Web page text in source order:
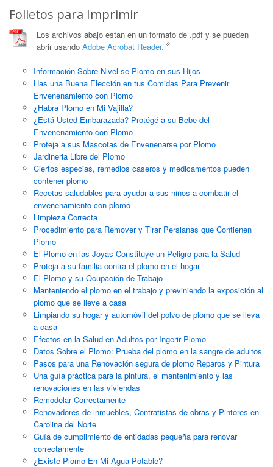
Folletos para Imprimir
Los archivos abajo estan en un formato de .pdf y se pueden
abrir usando Adobe Acrobat Reader.
Información Sobre Nivel se Plomo en sus Hijos
Has una Buena Elección en tus Comidas Para Prevenir
Envenenamiento con Plomo
¿Habra Plomo en Mi Vajilla?
¿Está Usted Embarazada? Protégé a su Bebe del
Envenenamiento con Plomo
Proteja a sus Mascotas de Envenenarse por Plomo
Jardineria Libre del Plomo
Ciertos especias, remedios caseros y medicamentos pueden
contener plomo​
Recetas saludables para ayudar a sus niños a combatir el
envenenamiento con plomo
Limpieza Correcta
Procedimiento para Remover y Tirar Persianas que Contienen
Plomo
El Plomo en las Joyas Constituye un Peligro para la Salud
Proteja a su familia contra el plomo en el hogar
El Plomo y su Ocupación de Trabajo
Manteniendo el plomo en el trabajo y previniendo la exposición al
plomo que se lleve a casa
Limpiando su hogar y automóvil del polvo de plomo que se lleva
a casa
Efectos en la Salud en Adultos por Ingerir Plomo
Datos Sobre el Plomo: Prueba del plomo en la sangre de adultos
Pasos para una Renovación segura de plomo Reparos y Pintura
Una guía práctica para la pintura, el mantenimiento y las
renovaciones en las viviendas
Remodelar Correctamente
Renovadores de inmuebles, Contratistas de obras y Pintores en
Carolina del Norte
Guía de cumplimiento de entidadas pequeña para renovar
correctamente
¿Existe Plomo En Mi Agua Potable?